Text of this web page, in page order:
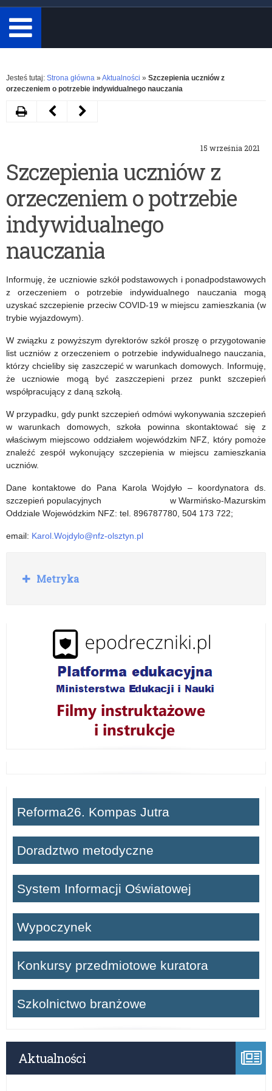
minimum
3
znaki.
Rozwiń
Jesteś tutaj: Strona główna » Aktualności » Szczepienia uczniów z
orzeczeniem o potrzebie indywidualnego nauczania
15 września 2021
Szczepienia uczniów z
orzeczeniem o potrzebie
indywidualnego
nauczania
Informuję, że uczniowie szkół podstawowych i ponadpodstawowych
z orzeczeniem o potrzebie indywidualnego nauczania mogą
uzyskać szczepienie przeciw COVID-19 w miejscu zamieszkania (w
trybie wyjazdowym).
W związku z powyższym dyrektorów szkół proszę o przygotowanie
list uczniów z orzeczeniem o potrzebie indywidualnego nauczania,
którzy chcieliby się zaszczepić w warunkach domowych. Informuję,
że uczniowie mogą być zaszczepieni przez punkt szczepień
współpracujący z daną szkołą.
W przypadku, gdy punkt szczepień odmówi wykonywania szczepień
w warunkach domowych, szkoła powinna skontaktować się z
właściwym miejscowo oddziałem wojewódzkim NFZ, który pomoże
znaleźć zespół wykonujący szczepienia w miejscu zamieszkania
uczniów.
Dane kontaktowe do Pana Karola Wojdyło – koordynatora ds.
szczepień populacyjnych w Warmińsko-Mazurskim
Oddziale Wojewódzkim NFZ: tel. 896787780, 504 173 722;
email: Karol.Wojdylo@nfz-olsztyn.pl
DrukujNastępny
82.
Rocznicy
agresji
Związku
Sowieckiego
na
Polskę.
Światowy
Dzień
Sybiraka
Poprzedni
Program
Rozwoju
Czytelnictwa
2.0
–
nabór
wniosków
2021
r.
R
o
Metryka
Reforma26. Kompas Jutra
Doradztwo metodyczne
System Informacji Oświatowej
Wypoczynek
Konkursy przedmiotowe kuratora
Szkolnictwo branżowe
Aktualności